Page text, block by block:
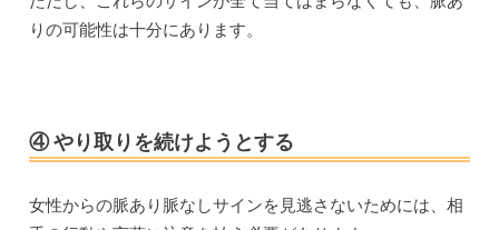
りの可能性は十分にあります。
④ やり取りを続けようとする
女性からの脈あり脈なしサインを見逃さないためには、相